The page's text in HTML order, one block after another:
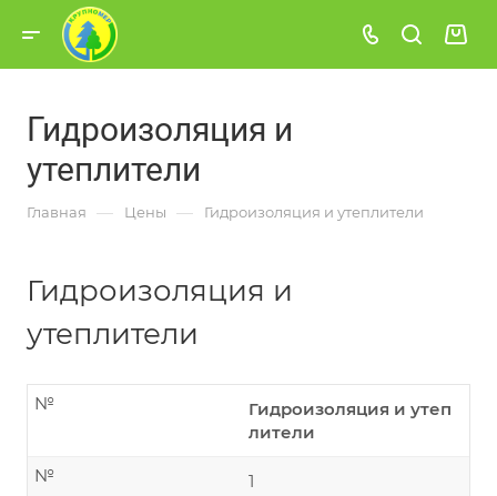
Гидроизоляция и
утеплители
Главная — Цены — Гидроизоляция и утеплители
Гидроизоляция и
утеплители
Гидроизоляция и утеп
лители
№
1
№